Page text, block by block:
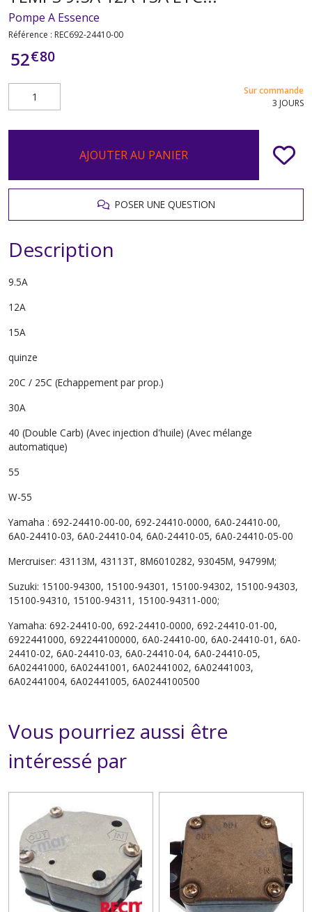
Pompe A Essence
Référence : REC692-24410-00
52€80
Sur commande
3 JOURS
AJOUTER AU PANIER
POSER UNE QUESTION
Description
9.5A
12A
15A
quinze
20C / 25C (Echappement par prop.)
30A
40 (Double Carb) (Avec injection d'huile) (Avec mélange
automatique)
55
W-55
Yamaha : 692-24410-00-00, 692-24410-0000, 6A0-24410-00,
6A0-24410-03, 6A0-24410-04, 6A0-24410-05, 6A0-24410-05-00
Mercruiser: 43113M, 43113T, 8M6010282, 93045M, 94799M;
Suzuki: 15100-94300, 15100-94301, 15100-94302, 15100-94303,
15100-94310, 15100-94311, 15100-94311-000;
Yamaha: 692-24410-00, 692-24410-0000, 692-24410-01-00,
6922441000, 692244100000, 6A0-24410-00, 6A0-24410-01, 6A0-
24410-02, 6A0-24410-03, 6A0-24410-04, 6A0-24410-05,
6A02441000, 6A02441001, 6A02441002, 6A02441003,
6A02441004, 6A02441005, 6A0244100500
Vous pourriez aussi être
intéressé par